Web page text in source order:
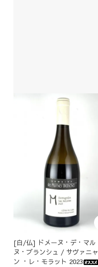
[白/仏] ドメーヌ・デ・マル
ヌ・ブランシュ / サヴァニャ
ン ・レ・モラット 2023